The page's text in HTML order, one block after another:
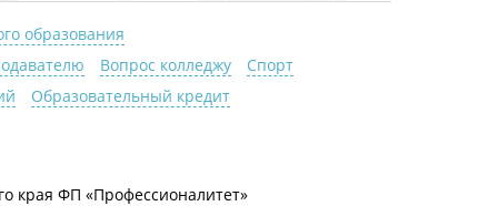
образования
Вопрос колледжу
Спорт
Образовательный кредит
края ФП «Профессионалитет»